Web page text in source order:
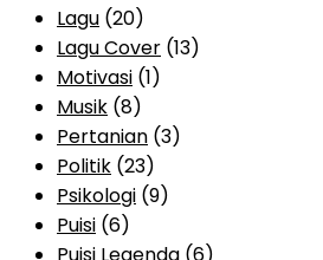
Lagu (20)
Lagu Cover (13)
Motivasi (1)
Musik (8)
Pertanian (3)
Politik (23)
Psikologi (9)
Puisi (6)